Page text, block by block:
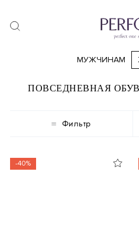
МУЖЧИНАМ
ПОВСЕДНЕВНАЯ
Фильтр
-40%